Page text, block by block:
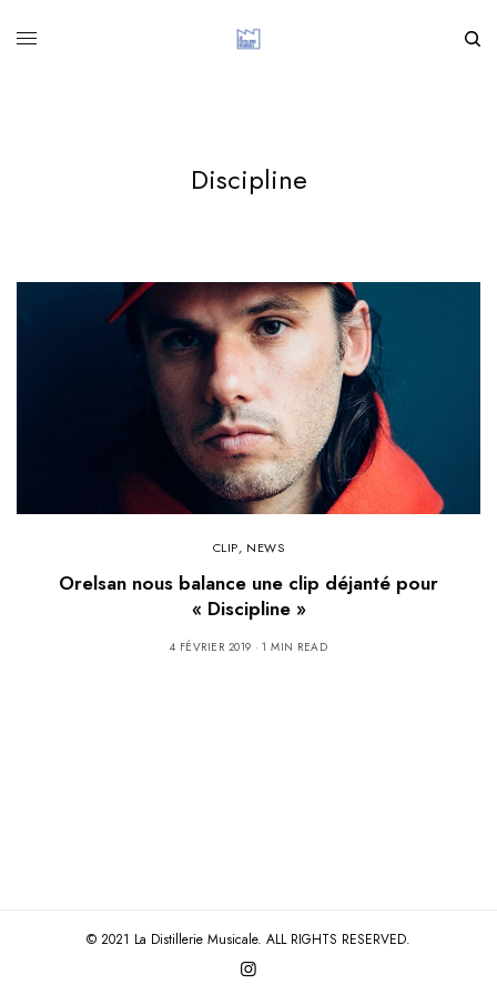
Discipline
CLIP, NEWS
Orelsan nous balance une clip déjanté pour
« Discipline »
4 FÉVRIER 2019 1 MIN READ
© 2021 La Distillerie Musicale. ALL RIGHTS RESERVED.